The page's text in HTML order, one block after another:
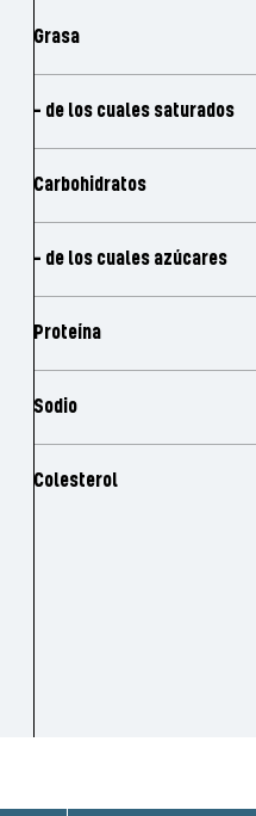
Grasa
- de los cuales saturados
Carbohidratos
- de los cuales azúcares
Proteína
Sodio
Colesterol